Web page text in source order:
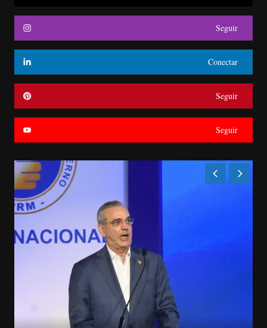
Seguir
Conectar
Seguir
Seguir
Deportes